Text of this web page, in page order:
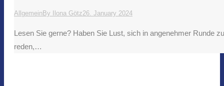
AllgemeinBy Ilona Götz26. January 2024
Lesen Sie gerne? Haben Sie Lust, sich in angenehmer Runde
reden,…